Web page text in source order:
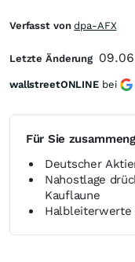
Für Sie
Deutscher
Nahostlage
Kauflaune
Halbleiterwerte
Verfasst vondpa-AFX
Letzte Änderung
wallstreetONLINE bei